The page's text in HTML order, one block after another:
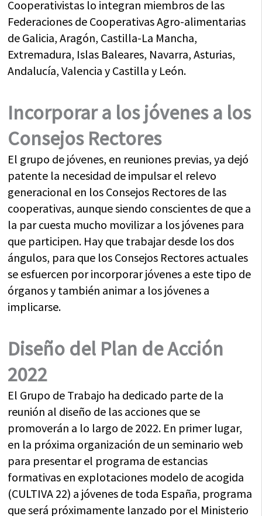
Cooperativistas lo integran miembros de las
Federaciones de Cooperativas Agro-alimentarias
de Galicia, Aragón, Castilla-La Mancha,
Extremadura, Islas Baleares, Navarra, Asturias,
Andalucía, Valencia y Castilla y León.
Incorporar a los jóvenes a los
Consejos Rectores
El grupo de jóvenes, en reuniones previas, ya dejó
patente la necesidad de impulsar el relevo
generacional en los Consejos Rectores de las
cooperativas, aunque siendo conscientes de que a
la par cuesta mucho movilizar a los jóvenes para
que participen. Hay que trabajar desde los dos
ángulos, para que los Consejos Rectores actuales
se esfuercen por incorporar jóvenes a este tipo de
órganos y también animar a los jóvenes a
implicarse.
Diseño del Plan de Acción
2022
El Grupo de Trabajo ha dedicado parte de la
reunión al diseño de las acciones que se
promoverán a lo largo de 2022. En primer lugar,
en la próxima organización de un seminario web
para presentar el programa de estancias
formativas en explotaciones modelo de acogida
(CULTIVA 22) a jóvenes de toda España, programa
que será próximamente lanzado por el Ministerio